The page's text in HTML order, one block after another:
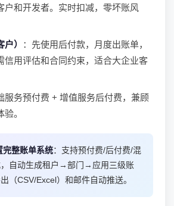
户和开发者。实时扣减，零坏账风
）
：先使用后付款，月度出账单，
信用评估和合同约束，适合大企业客
服务预付费 + 增值服务后付费，兼顾
。
整账单系统：支持预付费/后付费/混
，自动生成租户→部门→应用三级账
（CSV/Excel）和邮件自动推送。